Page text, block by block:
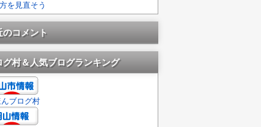
を見直そう
のコメント
グ村＆人気ブログランキング
んブログ村